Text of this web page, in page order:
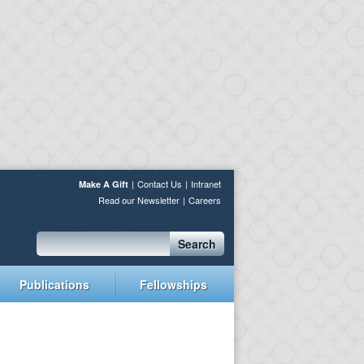
Make A Gift Contact Us
Intranet
Read our Newsletter
Careers
Search
Publications Fellowships